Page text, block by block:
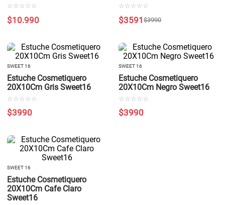
☆ ☆ ☆ ☆ ☆
$10.990
☆ ☆ ☆ ☆ ☆
$3990
$3591
SWEET 16
Estuche Cosmetiquero
20X10Cm Gris Sweet16
☆ ☆ ☆ ☆ ☆
$3990
SWEET 16
Estuche Cosmetiquero
20X10Cm Negro Sweet16
☆ ☆ ☆ ☆ ☆
$3990
SWEET 16
Estuche Cosmetiquero
20X10Cm Cafe Claro
Sweet16